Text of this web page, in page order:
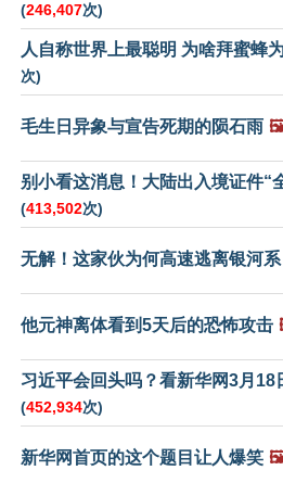
(246,407次)
人自称世界上最聪明 为啥拜蜜蜂
次)
毛生日异象与宣告死期的陨石雨
别小看这消息！大陆出入境证件“
(413,502次)
无解！这家伙为何高速逃离银河系
他元神离体看到5天后的恐怖攻击
习近平会回头吗？看新华网3月18
(452,934次)
新华网首页的这个题目让人爆笑